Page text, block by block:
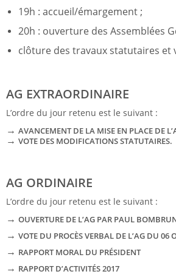
19h : accueil/émargement ;
20h : ouverture des Assemblées
clôture des travaux statutaires et
AG EXTRAORDINAIRE
L’ordre du jour retenu est le suivant :
→ AVANCEMENT DE LA MISE EN PLACE DE
→ VOTE DES MODIFICATIONS STATUTAIRES.
AG ORDINAIRE
L’ordre du jour retenu est le suivant :
→ OUVERTURE DE L’AG PAR PAUL
→ VOTE DU PROCÈS VERBAL DE L’AG DU 06
→ RAPPORT MORAL DU PRÉSIDENT
→ RAPPORT D’ACTIVITÉS 2017